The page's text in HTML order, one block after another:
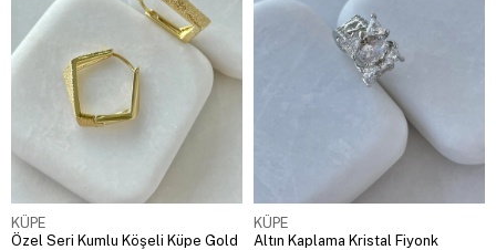
KÜPE
Özel Seri Kumlu Köşeli Küpe Gold
KÜPE
Altın Kaplama Kristal Fiyonk